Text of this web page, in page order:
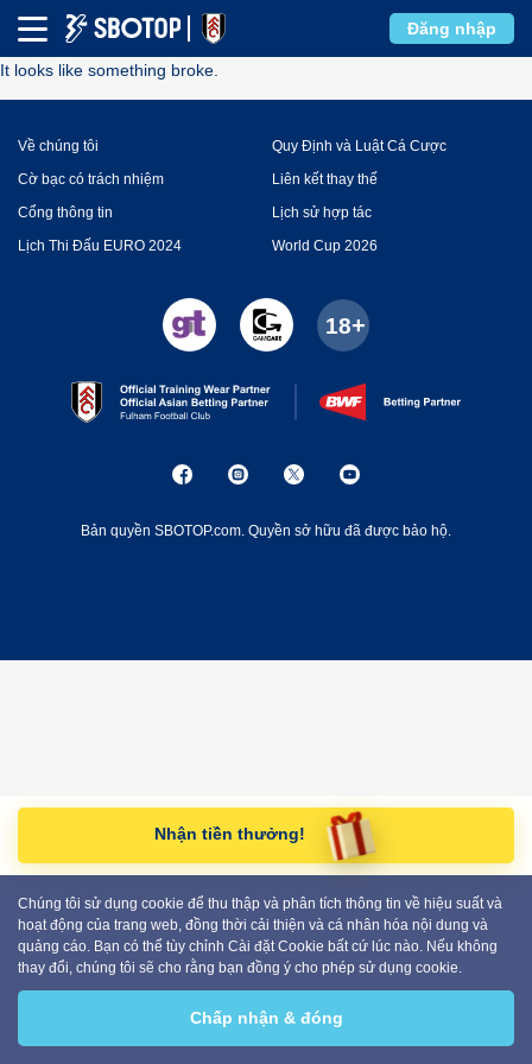
Đăng nhập
Error
It looks like something broke.
Về chúng tôi
Quy Định và Luật Cá Cược
Cờ bạc có trách nhiệm
Liên kết thay thế
Cổng thông tin
Lịch sử hợp tác
Lịch Thi Đấu EURO 2024
World Cup 2026
Bản quyền SBOTOP.com. Quyền sở hữu đã được bảo hộ.
Nhận tiền thưởng!
Chúng tôi sử dụng cookie để thu thập và phân tích thông tin về hiệu suất và
hoạt động của trang web, đồng thời cải thiện và cá nhân hóa nội dung và
quảng cáo. Bạn có thể tùy chỉnh Cài đặt Cookie bất cứ lúc nào. Nếu không
thay đổi, chúng tôi sẽ cho rằng bạn đồng ý cho phép sử dụng cookie.
Chấp nhận & đóng